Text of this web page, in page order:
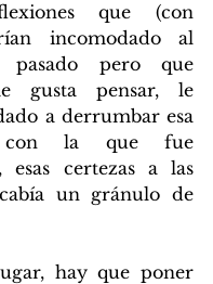
que (con
incomodado al
pero que
gusta pensar, le
a derrumbar esa
con la que fue
esas certezas a las
un gránulo de
hay que poner